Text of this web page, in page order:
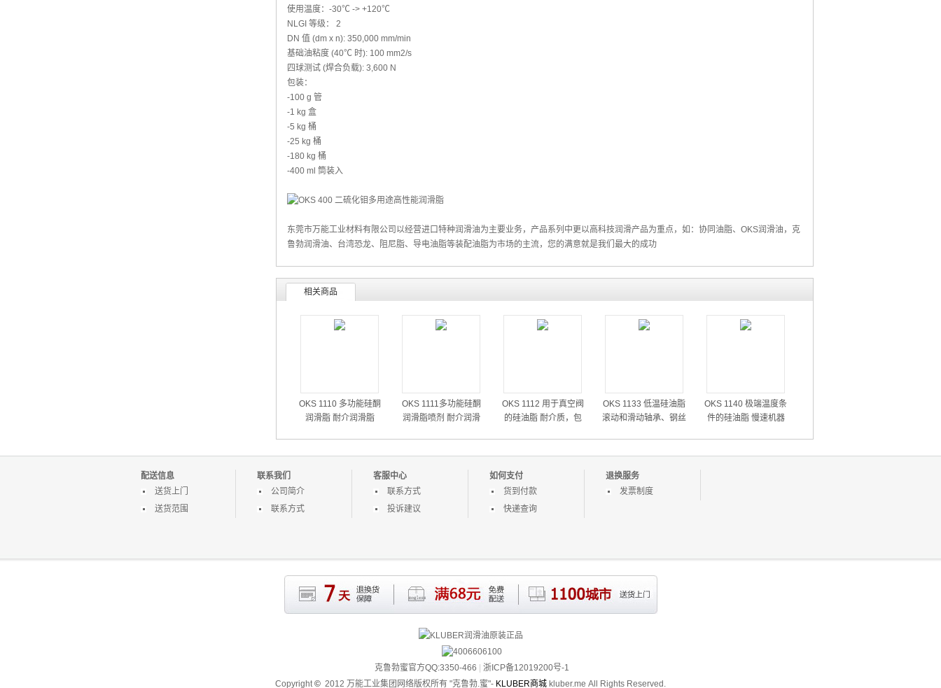
使用温度：-30℃ -> +120℃
NLGI 等级： 2
DN 值 (dm x n): 350,000 mm/min
基础油粘度 (40℃ 时): 100 mm2/s
四球测试 (焊合负载): 3,600 N
包装：
-100 g 管
-1 kg 盒
-5 kg 桶
-25 kg 桶
-180 kg 桶
-400 ml 筒装入
东莞市万能工业材料有限公司以经营进口特种润滑油为主要业务，产品系列中更以高科技润滑产品为重点，如： 协同油脂、 OKS润滑油 ，
克
鲁勃润滑油、 台湾恐龙、阻尼脂、导电油脂等装配油脂为市场的主流，您的满意就是我们最大的成功
相关商品
OKS 1110 多功能硅酮
润滑脂 耐介润滑脂
OKS 1111多功能硅酮
润滑脂喷剂 耐介润滑
OKS 1112 用于真空阀
的硅油脂 耐介质，包
OKS 1133 低温硅油脂
滚动和滑动轴承、钢丝
OKS 1140 极端温度条
件的硅油脂 慢速机器
配送信息
送货上门
送货范围
联系我们
公司简介
联系方式
客服中心
联系方式
投诉建议
如何支付
货到付款
快递查询
退换服务
发票制度
克鲁勃蜜官方QQ:3350-466
浙ICP备12019200号-1
Copyright© 2012 万能工业集团网络版权所有 "克鲁勃.蜜"- KLUBER商城 kluber.me All Rights Reserved.